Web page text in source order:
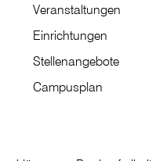
Veranstaltungen
Einrichtungen
Stellenangebote
Campusplan